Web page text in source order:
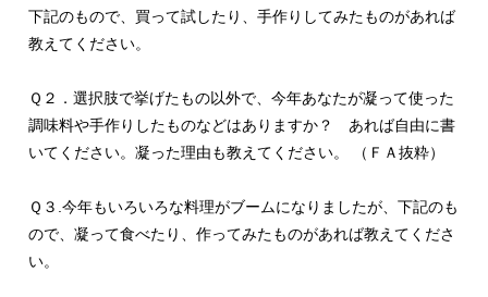
下記のもので、買って試したり、手作りしてみたものがあれば
教えてください。
Ｑ２．選択肢で挙げたもの以外で、今年あなたが凝って使った
調味料や手作りしたものなどはありますか？ あれば自由に書
いてください。凝った理由も教えてください。 （ＦＡ抜粋）
Ｑ３.今年もいろいろな料理がブームになりましたが、下記のも
ので、凝って食べたり、作ってみたものがあれば教えてくださ
い。